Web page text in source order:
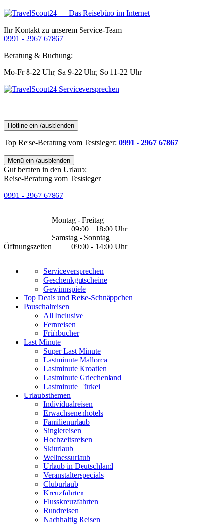
Ihr Kontakt zu unserem Service-Team
0991 - 2967 67867
Beratung & Buchung:
Mo-Fr 8-22 Uhr, Sa 9-22 Uhr, So 11-22 Uhr
Hotline ein-/ausblenden
Top Reise-Beratung vom Testsieger: 0991 - 2967 67867
Menü ein-/ausblenden
Gut beraten in den Urlaub:
Reise-Beratung vom Testsieger
0991 - 2967 67867
Öffnungszeiten
Montag - Freitag
09:00 - 18:00 Uhr
Samstag - Sonntag
09:00 - 14:00 Uhr
Serviceversprechen
Geschenkgutscheine
Gewinnspiele
Top Deals und Reise-Schnäppchen
Pauschalreisen
All Inclusive
Fernreisen
Frühbucher
Last Minute
Super Last Minute
Lastminute Mallorca
Lastminute Kroatien
Lastminute Griechenland
Lastminute Türkei
Urlaubsthemen
Individualreisen
Erwachsenenhotels
Familienurlaub
Singlereisen
Hochzeitsreisen
Skiurlaub
Wellnessurlaub
Urlaub in Deutschland
Veranstalterspecials
Cluburlaub
Kreuzfahrten
Flusskreuzfahrten
Rundreisen
Nachhaltig Reisen